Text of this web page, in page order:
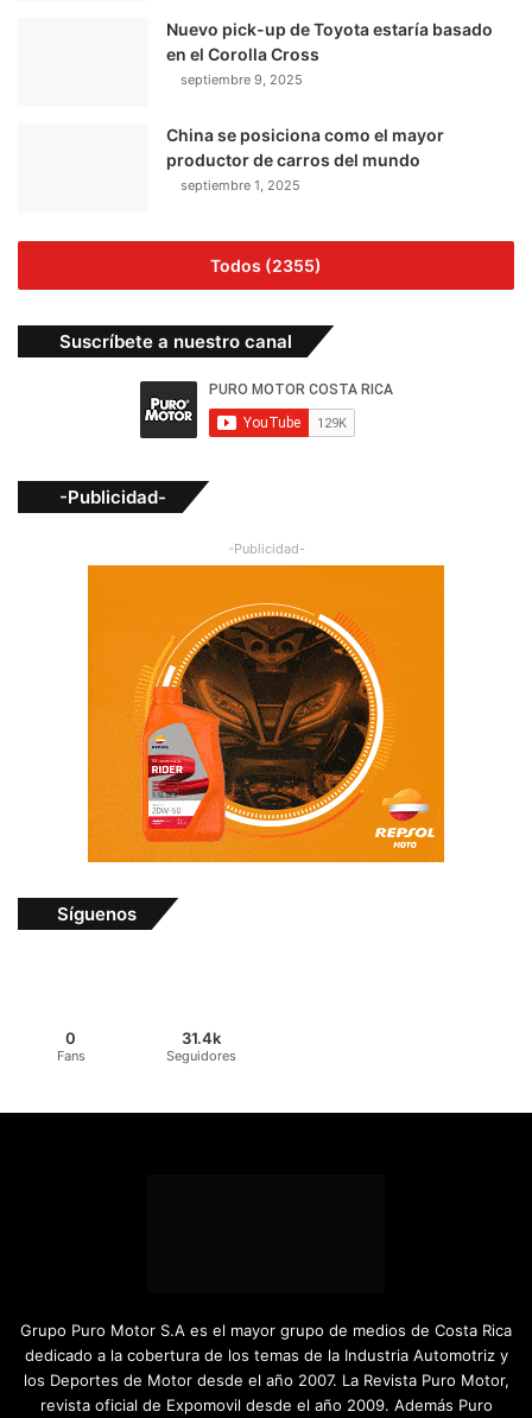
Nuevo pick-up de Toyota estaría basado
en el Corolla Cross
septiembre 9, 2025
China se posiciona como el mayor
productor de carros del mundo
septiembre 1, 2025
Todos (2355)
Suscríbete a nuestro canal
-Publicidad-
-Publicidad-
Síguenos
0
Fans
31.4k
Seguidores
Grupo Puro Motor S.A es el mayor grupo de medios de Costa Rica
dedicado a la cobertura de los temas de la Industria Automotriz y
los Deportes de Motor desde el año 2007. La Revista Puro Motor,
revista oficial de Expomovil desde el año 2009. Además Puro